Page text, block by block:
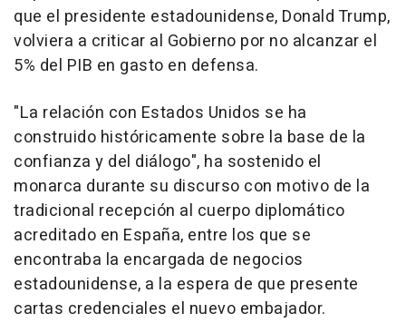
que el presidente estadounidense, Donald Trump,
volviera a criticar al Gobierno por no alcanzar el
5% del PIB en gasto en defensa.
"La relación con Estados Unidos se ha
construido históricamente sobre la base de la
confianza y del diálogo", ha sostenido el
monarca durante su discurso con motivo de la
tradicional recepción al cuerpo diplomático
acreditado en España, entre los que se
encontraba la encargada de negocios
estadounidense, a la espera de que presente
cartas credenciales el nuevo embajador.